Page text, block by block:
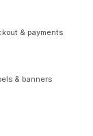
& payments
& banners